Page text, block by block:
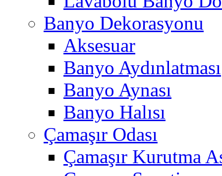
Banyo Dekorasyonu
Aksesuar
Banyo Aydınlatması
Banyo Aynası
Banyo Halısı
Çamaşır Odası
Çamaşır Kurutma